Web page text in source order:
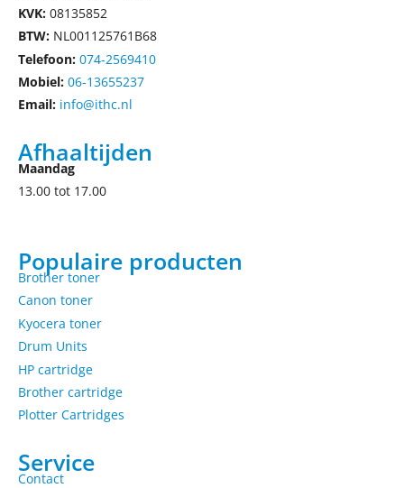
KVK: 08135852
BTW: NL001125761B68
Telefoon: 074-2569410
Mobiel: 06-13655237
Email: info@ithc.nl
Afhaaltijden
Maandag
13.00 tot 17.00
Populaire producten
Brother toner
Canon toner
Kyocera toner
Drum Units
HP cartridge
Brother cartridge
Plotter Cartridges
Service
Contact